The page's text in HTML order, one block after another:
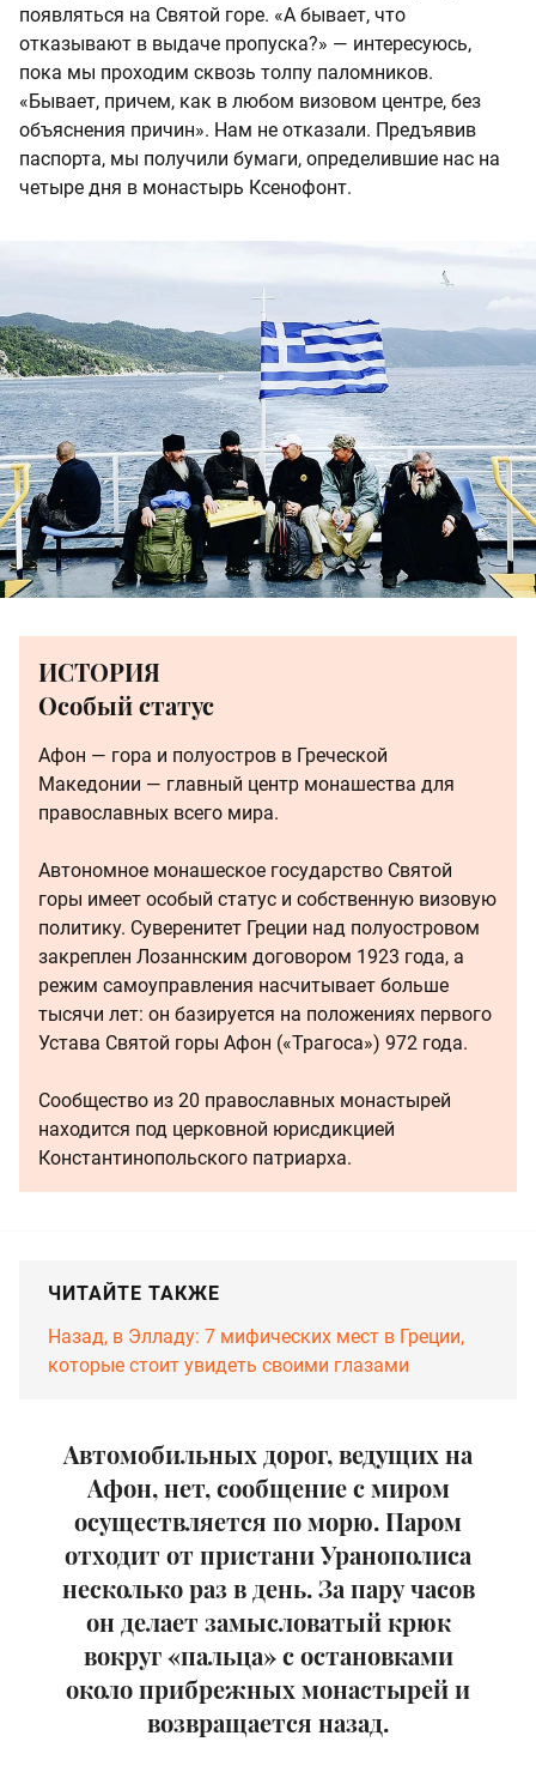
появляться на Святой горе. «А бывает, что
отказывают в выдаче пропуска?» — интересуюсь,
пока мы проходим сквозь толпу паломников.
«Бывает, причем, как в любом визовом центре, без
объяснения причин». Нам не отказали. Предъявив
паспорта, мы получили бумаги, определившие нас на
четыре дня в монастырь Ксенофонт.
ИСТОРИЯ
Особый статус
Афон — гора и полуостров в Греческой
Македонии — главный центр монашества для
православных всего мира.
Автономное монашеское государство Святой
горы имеет особый статус и собственную визовую
политику. Суверенитет Греции над полуостровом
закреплен Лозаннским договором 1923 года, а
режим самоуправления насчитывает больше
тысячи лет: он базируется на положениях первого
Устава Святой горы Афон («Трагоса») 972 года.
Сообщество из 20 православных монастырей
находится под церковной юрисдикцией
Константинопольского патриарха.
ЧИТАЙТЕ ТАКЖЕ
Назад, в Элладу: 7 мифических мест в Греции,
которые стоит увидеть своими глазами
Автомобильных дорог, ведущих на
Афон, нет, сообщение с миром
осуществляется по морю. Паром
отходит от пристани Уранополиса
несколько раз в день. За пару часов
он делает замысловатый крюк
вокруг «пальца» с остановками
около прибрежных монастырей и
возвращается назад.